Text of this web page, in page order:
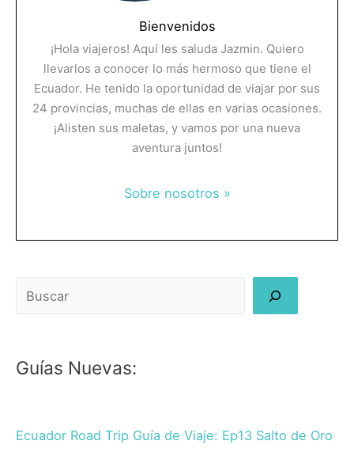
Bienvenidos
¡Hola viajeros! Aquí les saluda Jazmin. Quiero
llevarlos a conocer lo más hermoso que tiene el
Ecuador. He tenido la oportunidad de viajar por sus
24 provincias, muchas de ellas en varias ocasiones.
¡Alisten sus maletas, y vamos por una nueva
aventura juntos!
Sobre nosotros »
Buscar
Guías Nuevas:
Ecuador Road Trip Guía de Viaje: Ep13 Salto de Oro